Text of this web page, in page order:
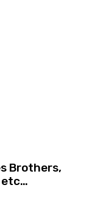
Brothers,
etc…